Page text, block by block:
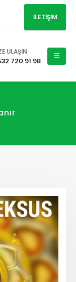
İLETİŞİM
ULAŞIN
720 91 98